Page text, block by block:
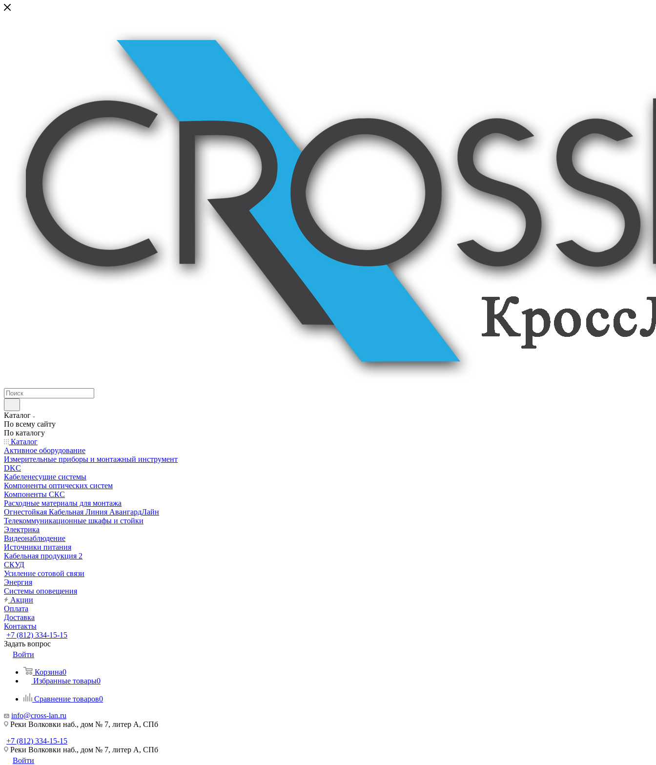
Каталог
По всему сайту
По каталогу
Каталог
Активное оборудование
Измерительные приборы и монтажный инструмент
DKC
Кабеленесущие системы
Компоненты оптических систем
Компоненты СКС
Расходные материалы для монтажа
Огнестойкая Кабельная Линия АвангардЛайн
Телекоммуникационные шкафы и стойки
Электрика
Видеонаблюдение
Источники питания
Кабельная продукция 2
СКУД
Усиление сотовой связи
Энергия
Системы оповещения
Акции
Оплата
Доставка
Контакты
+7 (812) 334-15-15
Задать вопрос
Войти
Корзина0
Избранные товары0
Сравнение товаров0
info@cross-lan.ru
Реки Волковки наб., дом № 7, литер А, СПб
+7 (812) 334-15-15
Реки Волковки наб., дом № 7, литер А, СПб
Войти